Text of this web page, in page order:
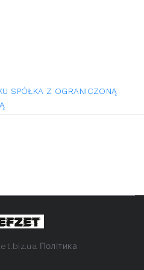
SPÓŁKA Z OGRANICZONĄ
Політика